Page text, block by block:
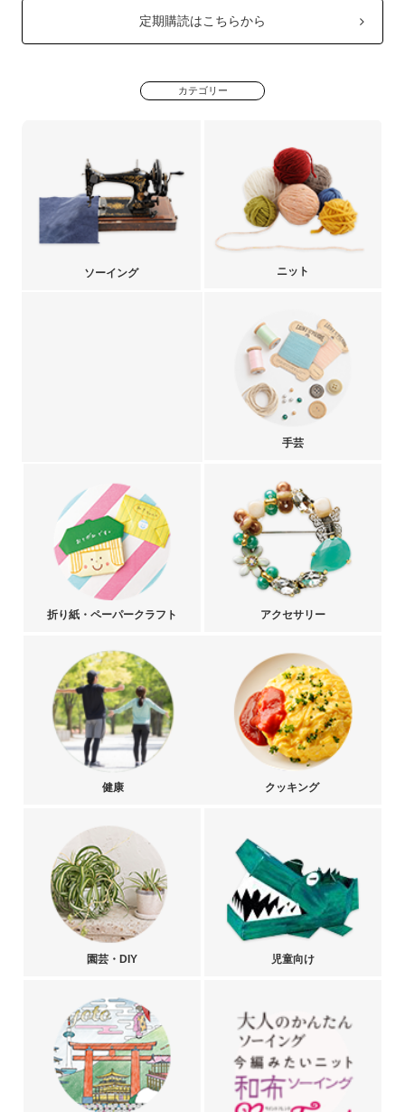
定期購読はこちらから
カテゴリー
ソーイング ニット
手芸
折り紙・ペーパークラフト アクセサリー
健康 クッキング
園芸・DIY 児童向け